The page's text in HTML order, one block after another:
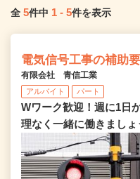
全 5件中 1 - 5件を表示
電気信号工事の補助
有限会社 青信工業
アルバイト パート
Wワーク歓迎！週に1日
理なく一緒に働きましょ